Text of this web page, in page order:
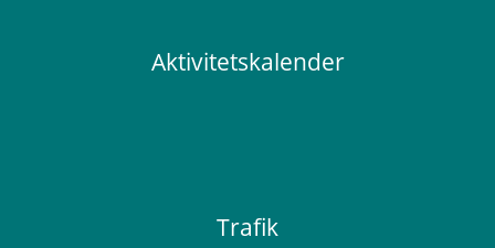
Aktivitetskalender
Trafik